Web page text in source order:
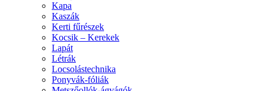
Kapa
Kaszák
Kerti fűrészek
Kocsik – Kerekek
Lapát
Létrák
Locsolástechnika
Ponyvák-fóliák